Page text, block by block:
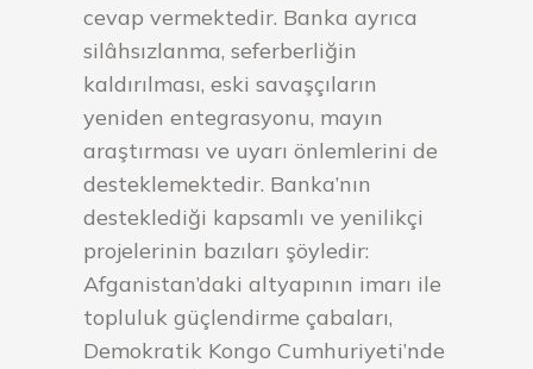
cevap vermektedir. Banka ayrıca
silâhsızlanma, seferberliğin
kaldırılması, eski savaşçıların
yeniden entegrasyonu, mayın
araştırması ve uyarı önlemlerini de
desteklemektedir. Banka’nın
desteklediği kapsamlı ve yenilikçi
projelerinin bazıları şöyledir:
Afganistan’daki altyapının imarı ile
topluluk güçlendirme çabaları,
Demokratik Kongo Cumhuriyeti’nde